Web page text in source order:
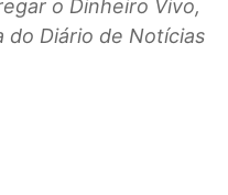
o Dinheiro Vivo,
do Diário de Notícias